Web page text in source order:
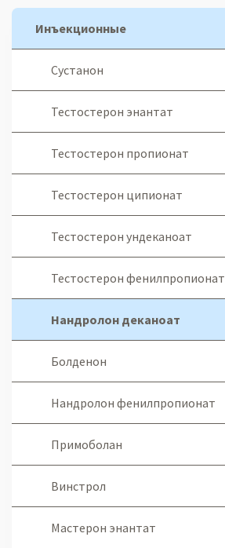
Инъекционные
Сустанон
Тестостерон энантат
Тестостерон пропионат
Тестостерон ципионат
Тестостерон ундеканоат
Тестостерон фенилпропионат
Нандролон деканоат
Болденон
Нандролон фенилпропионат
Примоболан
Винстрол
Мастерон энантат